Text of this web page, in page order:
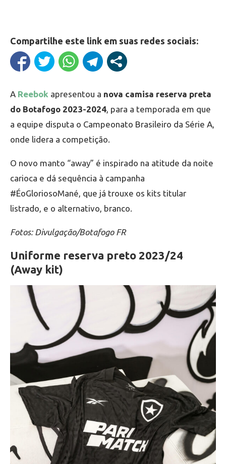
Compartilhe este link em suas redes sociais:
A Reebok apresentou a nova camisa reserva preta
do Botafogo 2023-2024, para a temporada em que
a equipe disputa o Campeonato Brasileiro da Série A,
onde lidera a competição.
O novo manto “away” é inspirado na atitude da noite
carioca e dá sequência à campanha
#ÉoGloriosoMané, que já trouxe os kits titular
listrado, e o alternativo, branco.
Fotos: Divulgação/Botafogo FR
Uniforme reserva preto 2023/24
(Away kit)